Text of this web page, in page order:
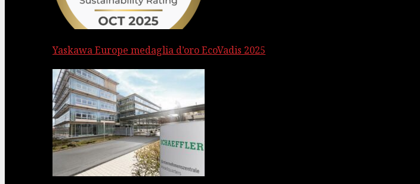
Yaskawa Europe medaglia d’oro EcoVadis 2025